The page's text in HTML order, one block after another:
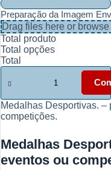
Preparação da Imagem
Drag files here or browse
Total produto
Total opções
Total
Quantidade
de
Desportivas
-
para
eventos
competições
Medalhas Desportivas. –
competições.
Medalhas
eventos ou